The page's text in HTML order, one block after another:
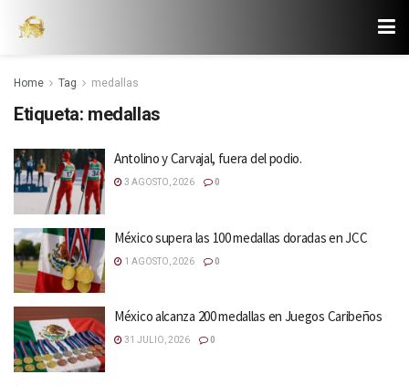
Home Tag medallas
Etiqueta: medallas
Antolino y Carvajal, fuera del podio.
3 AGOSTO, 2026 0
México supera las 100 medallas doradas en JCC
1 AGOSTO, 2026 0
México alcanza 200 medallas en Juegos Caribeños
31 JULIO, 2026 0